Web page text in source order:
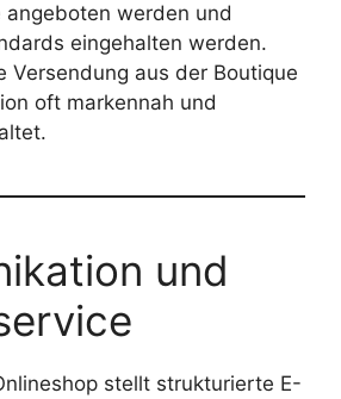
angeboten werden und
eingehalten werden.
Versendung aus der Boutique
oft markennah und
und
stellt strukturierte E-